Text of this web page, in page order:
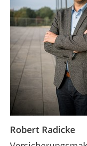
Robert Radicke